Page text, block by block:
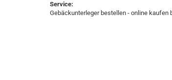
Service:
Gebäckunterleger bestellen - online kaufen